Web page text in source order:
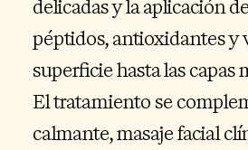
delicadas y la aplicación
péptidos, antioxidantes y
superficie hasta las capas
El tratamiento se
calmante, masaje facial